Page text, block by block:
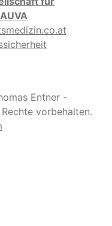
AUVA
Entner -
vorbehalten.